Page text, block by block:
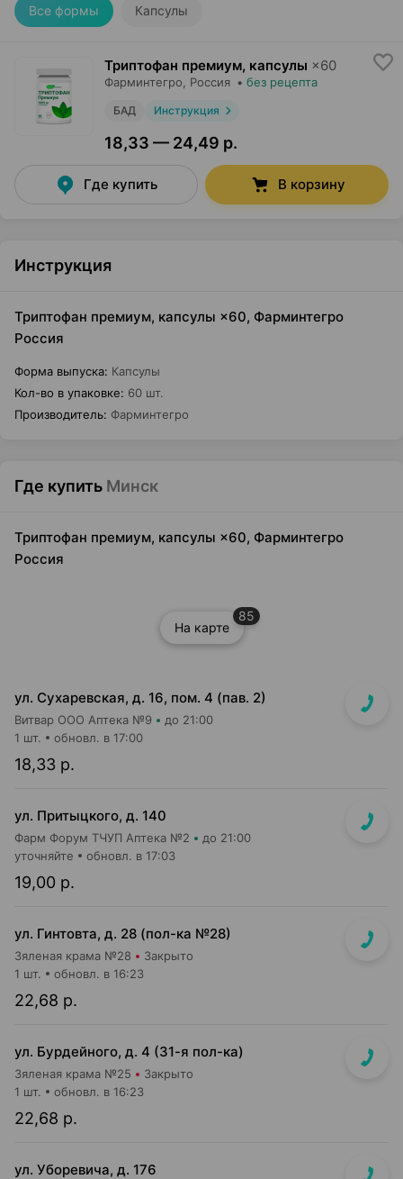
Все формы Капсулы
Триптофан премиум, капсулы ×60
Фарминтегро , Россия • без рецепта
БАД Инструкция
18,33 — 24,49 р.
Где купить В корзину
Инструкция
Триптофан премиум, капсулы ×60, Фарминтегро
Россия
Форма выпуска: Капсулы
Кол-во в упаковке: 60 шт.
Производитель: Фарминтегро
Где купить Минск
Триптофан премиум, капсулы ×60, Фарминтегро
Россия
На карте
85
ул. Сухаревская, д. 16, пом. 4 (пав. 2)
Витвар ООО Аптека №9 до 21:00
18,33 р.
1 шт. обновл. в 17:00
ул. Притыцкого, д. 140
Фарм Форум ТЧУП Аптека №2 до 21:00
19,00 р.
уточняйте обновл. в 17:03
ул. Гинтовта, д. 28 (пол-ка №28)
Зяленая крама №28 Закрыто
22,68 р.
1 шт. обновл. в 16:23
ул. Бурдейного, д. 4 (31-я пол-ка)
Зяленая крама №25 Закрыто
22,68 р.
1 шт. обновл. в 16:23
ул. Уборевича, д. 176